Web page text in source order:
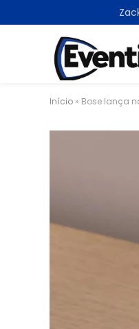
Início » Bose lança